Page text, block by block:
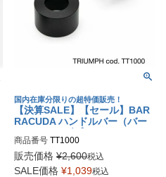
国内在庫分限りの超特価販売！
【決算SALE】【セール】BAR
RACUDA ハンドルバー（バー
エンド）アダプター TRIUMPH
商品番号 TT1000
販売価格 ¥2,600税込
SALE価格 ¥1,039税込